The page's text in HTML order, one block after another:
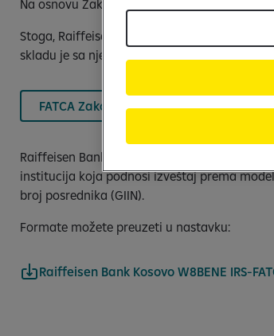
Na osnovu Zakona Republike Kosovo br. 05/
Stoga, Raiffeisen banka na Kosovu, kao i
skladu je sa njenim zahtevima.
FATCA Zakon Kosova br. 05 / L -013
Raiffeisen Bank Kosova J.S.C. je registrovan
institucija koja podnosi izveštaj prema
broj posrednika (GIIN).
Formate možete preuzeti u nastavku:
Raiffeisen Bank Kosovo W8BENE IRS-